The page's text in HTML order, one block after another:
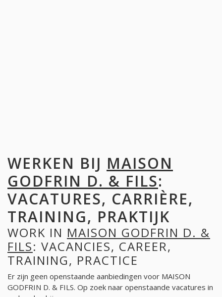
WERKEN BIJ MAISON
GODFRIN D. & FILS:
VACATURES, CARRIÈRE,
TRAINING, PRAKTIJK
WORK IN MAISON GODFRIN D. &
FILS: VACANCIES, CAREER,
TRAINING, PRACTICE
Er zijn geen openstaande aanbiedingen voor MAISON
GODFRIN D. & FILS. Op zoek naar openstaande vacatures in